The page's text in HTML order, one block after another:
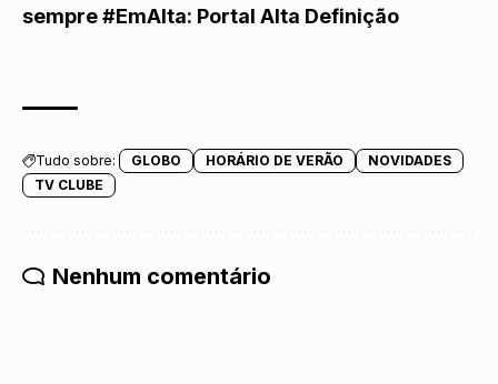
sempre #EmAlta: Portal Alta Definição
Tudo sobre: GLOBO HORÁRIO DE VERÃO
NOVIDADES
TV CLUBE
Nenhum comentário